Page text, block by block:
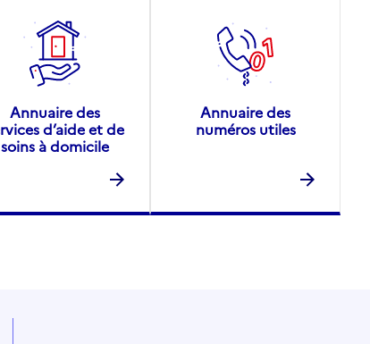
Annuaire des
d’aide et de
soins à domicile
Annuaire des
numéros utiles